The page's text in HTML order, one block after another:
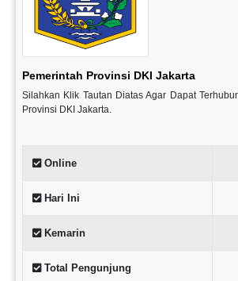
Pemerintah Provinsi DKI Jakarta
Silahkan Klik Tautan Diatas Agar Dapat
Provinsi DKI Jakarta.
Online
Hari Ini
Kemarin
Total Pengunjung